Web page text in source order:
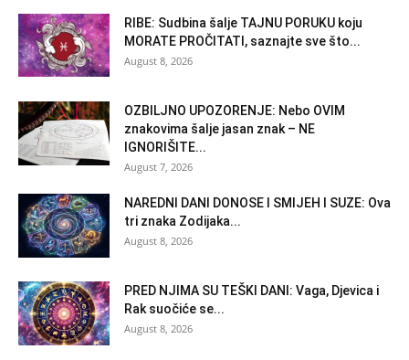
RIBE: Sudbina šalje TAJNU PORUKU koju
MORATE PROČITATI, saznajte sve što...
August 8, 2026
OZBILJNO UPOZORENJE: Nebo OVIM
znakovima šalje jasan znak – NE
IGNORIŠITE...
August 7, 2026
NAREDNI DANI DONOSE I SMIJEH I SUZE: Ova
tri znaka Zodijaka...
August 8, 2026
PRED NJIMA SU TEŠKI DANI: Vaga, Djevica i
Rak suočiće se...
August 8, 2026